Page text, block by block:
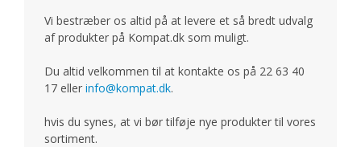
Vi bestræber os altid på at levere et så bredt udvalg
af produkter på Kompat.dk som muligt.
Du altid velkommen til at kontakte os på 22 63 40
17 eller info@kompat.dk.
hvis du synes, at vi bør tilføje nye produkter til vores
sortiment.